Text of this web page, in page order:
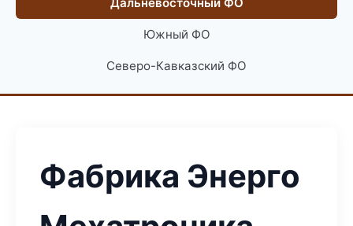
Южный ФО
Северо-Кавказский ФО
Фабрика Энерго